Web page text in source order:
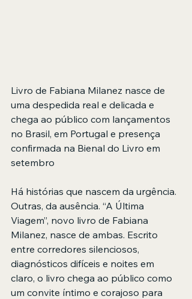
Livro de Fabiana Milanez nasce de
uma despedida real e delicada e
chega ao público com lançamentos
no Brasil, em Portugal e presença
confirmada na Bienal do Livro em
setembro
Há histórias que nascem da urgência.
Outras, da ausência. “A Última
Viagem”, novo livro de Fabiana
Milanez, nasce de ambas. Escrito
entre corredores silenciosos,
diagnósticos difíceis e noites em
claro, o livro chega ao público como
um convite íntimo e corajoso para